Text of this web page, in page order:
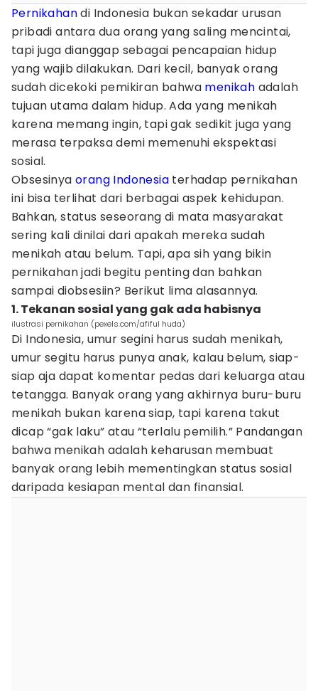
Pernikahandi Indonesia bukan sekadar urusan
pribadi antara dua orang yang saling mencintai,
tapi juga dianggap sebagai pencapaian hidup
yang wajib dilakukan. Dari kecil, banyak orang
sudah dicekoki pemikiran bahwa menikah adalah
tujuan utama dalam hidup. Ada yang menikah
karena memang ingin, tapi gak sedikit juga yang
merasa terpaksa demi memenuhi ekspektasi
sosial.
Obsesinyaorang Indonesia terhadap pernikahan
ini bisa terlihat dari berbagai aspek kehidupan.
Bahkan, status seseorang di mata masyarakat
sering kali dinilai dari apakah mereka sudah
menikah atau belum. Tapi, apa sih yang bikin
pernikahan jadi begitu penting dan bahkan
sampai diobsesiin? Berikut lima alasannya.
1. Tekanan sosial yang gak ada habisnya
ilustrasi pernikahan (pexels.com/afiful huda)
Di Indonesia, umur segini harus sudah menikah,
umur segitu harus punya anak, kalau belum, siap-
siap aja dapat komentar pedas dari keluarga atau
tetangga. Banyak orang yang akhirnya buru-buru
menikah bukan karena siap, tapi karena takut
dicap “gak laku” atau “terlalu pemilih.” Pandangan
bahwa menikah adalah keharusan membuat
banyak orang lebih mementingkan status sosial
daripada kesiapan mental dan finansial.